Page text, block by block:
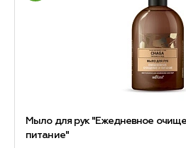
Мыло для рук "Ежедневное
питание"